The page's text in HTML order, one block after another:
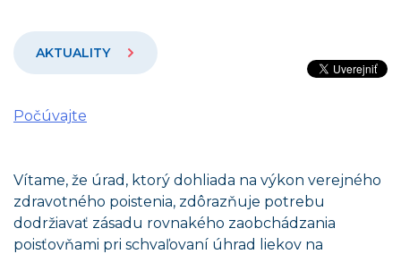
AKTUALITY
Počúvajte
Vítame, že úrad, ktorý dohliada na výkon verejného
zdravotného poistenia, zdôrazňuje potrebu
dodržiavať zásadu rovnakého zaobchádzania
poisťovňami pri schvaľovaní úhrad liekov na